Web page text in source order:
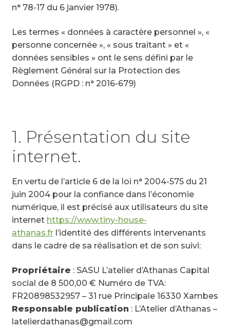
n° 78-17 du 6 janvier 1978).
Les termes « données à caractère personnel », «
personne concernée », « sous traitant » et «
données sensibles » ont le sens défini par le
Règlement Général sur la Protection des
Données (RGPD : n° 2016-679)
1. Présentation du site
internet.
En vertu de l’article 6 de la loi n° 2004-575 du 21
juin 2004 pour la confiance dans l’économie
numérique, il est précisé aux utilisateurs du site
internet https://www.tiny-house-
athanas.frl’identité des différents intervenants
dans le cadre de sa réalisation et de son suivi:
Propriétaire : SASU L’atelier d’Athanas Capital
social de 8 500,00 € Numéro de TVA:
FR20898532957 – 31 rue Principale 16330 Xambes
Responsable publication : L’Atelier d’Athanas –
latelierdathanas@gmail.com